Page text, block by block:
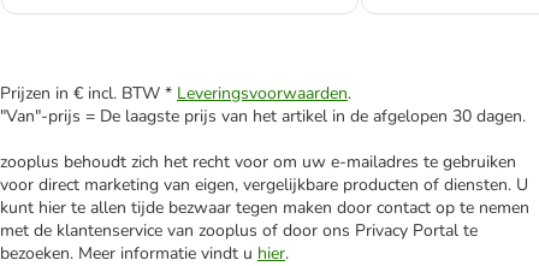
Prijzen in € incl. BTW * Leveringsvoorwaarden.
"Van"-prijs = De laagste prijs van het artikel in de afgelopen 30 dagen.
zooplus behoudt zich het recht voor om uw e-mailadres te gebruiken
voor direct marketing van eigen, vergelijkbare producten of diensten. U
kunt hier te allen tijde bezwaar tegen maken door contact op te nemen
met de klantenservice van zooplus of door ons Privacy Portal te
bezoeken. Meer informatie vindt u hier.